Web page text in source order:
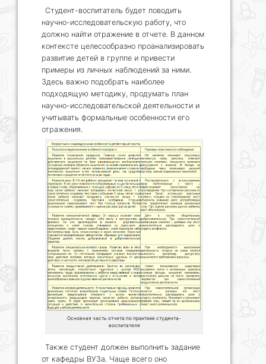
Студент-воспитатель будет поводить
научно-исследовательскую работу, что
должно найти отражение в отчете. В данном
контексте целесообразно проанализировать
развитие детей в группе и привести
примеры из личных наблюдений за ними.
Здесь важно подобрать наиболее
подходящую методику, продумать план
научно-исследовательской деятельности и
учитывать формальные особенности его
отражения.
Основная часть отчета по практике студента-
воспитателя
Также студент должен выполнить задание
от кафедры ВУЗа. Чаще всего оно